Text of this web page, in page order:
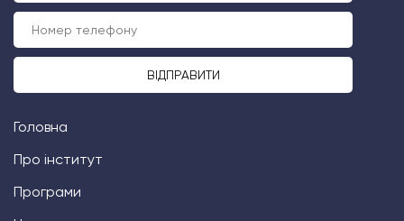
Головна
Про інститут
Програми